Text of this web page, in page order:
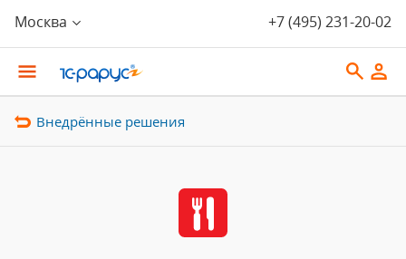
Москва +7 (495) 231-20-02
Внедрённые решения